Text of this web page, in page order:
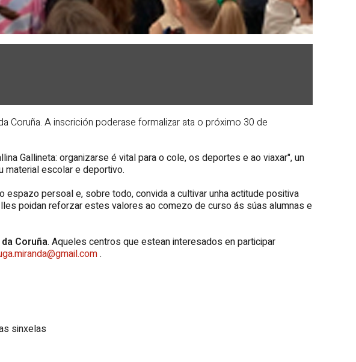
Coruña. A inscrición poderase formalizar ata o próximo 30 de
Gallineta: organizarse é vital para o cole, os deportes e ao viaxar", un
escolar e deportivo.
persoal e, sobre todo, convida a cultivar unha actitude positiva
poidan reforzar estes valores ao comezo de curso ás súas alumnas e
Coruña. Aqueles centros que estean interesados en participar
.
sinxelas